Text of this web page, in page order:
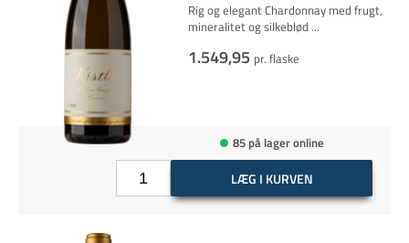
Rig og elegant Chardonnay med frugt,
mineralitet og silkeblød ...
1.549,95 pr. flaske
85 på lager online
LÆG I KURVEN